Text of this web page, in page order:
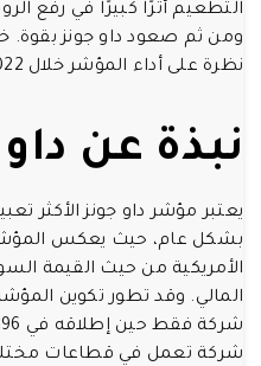
التطعيم أثرًا كبيرًا في رفع
ومن ثم صعود داو جونز بقوة.
نظرة على أداء المؤشر خلال 2022.
نبذة عن
يعتبر مؤشر داو جونز الأكثر
الأمريكية من حيث القيمة
شركة تعمل في قطاعات